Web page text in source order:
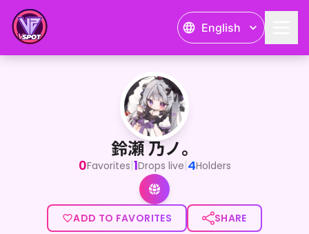
English
鈴瀬 乃ノ。
鈴瀬 乃ノ。
0Favorites|1Drops live|4Holders
ADD TO FAVORITES SHARE